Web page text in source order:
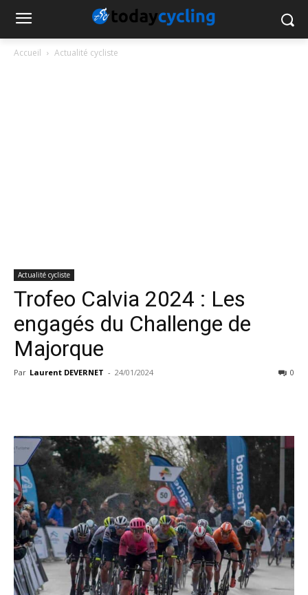
Accueil Actualité cycliste
Actualité cycliste
Trofeo Calvia 2024 : Les
engagés du Challenge de
Majorque
Par Laurent DEVERNET - 24/01/2024 0